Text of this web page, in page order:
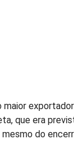
maior
que era
do